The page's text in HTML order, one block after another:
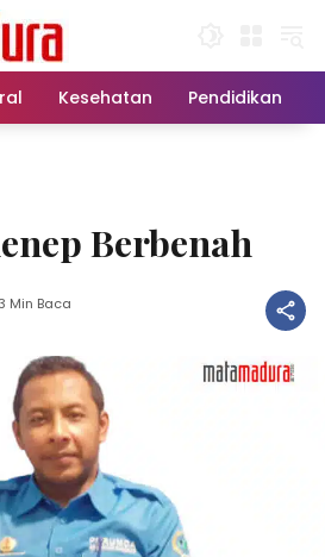
Kesehatan Pendidikan
Berbenah
Min Baca